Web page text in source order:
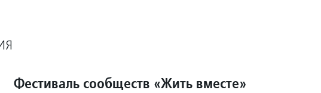
Фестиваль сообществ «Жить вместе»